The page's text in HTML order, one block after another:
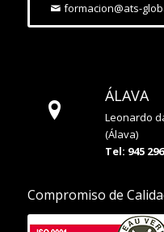
formacion@ats-
ÁLAVA
Leonardo
(Álava)
Tel: 945
Compromiso de